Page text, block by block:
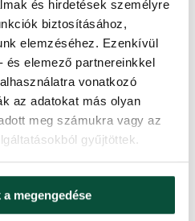
és hirdetések személyre
biztosításához,
elemzéséhez. Ezenkívül
és elemező partnereinkkel
vonatkozó
az adatokat más olyan
meg számukra vagy az
gyűjtöttek.
megengedése
Kombinálja a Mocha Mousse-t
színnel. Az eredmény egy
lesz.
stílusos és divatos változatot
rózsaszín vagy kék friss, mégis
ha
LED világítással